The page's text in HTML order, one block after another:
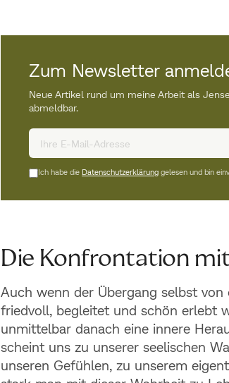
Zum Newsletter
Neue Artikel rund um meine Arbeit als
abmeldbar.
Ich habe die Datenschutzerklärung gelesen und bin
Die Konfrontation
Auch wenn der Übergang selbst
friedvoll, begleitet und schön erlebt
unmittelbar danach eine innere
scheint uns zu unserer seelischen
unseren Gefühlen, zu unserem